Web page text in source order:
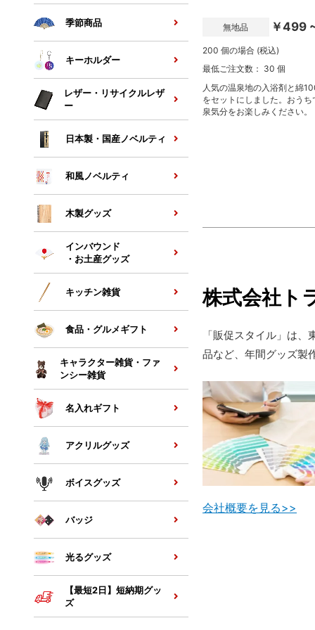
無地品 ￥499
200 個の場合 (税込)
最低ご注文数： 30 個
人気の温泉地の入浴剤と綿
をセットにしました。おう
泉気分をお楽しみください。
株式会社ト
「販促スタイル」は
品など、年間グッズ製
会社概要を見る>>
季節商品
キーホルダー
レザー・リサイクルレザ
ー
日本製・国産ノベルティ
和風ノベルティ
木製グッズ
インバウンド
・お土産グッズ
キッチン雑貨
食品・グルメギフト
キャラクター雑貨・ファ
ンシー雑貨
名入れギフト
アクリルグッズ
ボイスグッズ
バッジ
光るグッズ
【最短2日】短納期グッ
ズ